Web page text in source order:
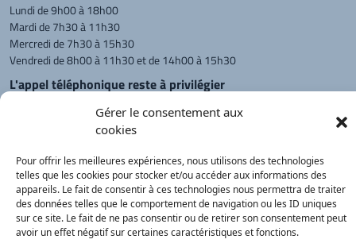
Gérer le consentement aux
cookies
Pour offrir les meilleures expériences, nous utilisons des technologies
telles que les cookies pour stocker et/ou accéder aux informations des
appareils. Le fait de consentir à ces technologies nous permettra de traiter
des données telles que le comportement de navigation ou les ID uniques
sur ce site. Le fait de ne pas consentir ou de retirer son consentement peut
avoir un effet négatif sur certaines caractéristiques et fonctions.
Lundi de 9h00 à 18h00
Mardi de 7h30 à 11h30
Mercredi de 7h30 à 15h30
Vendredi de 8h00 à 11h30 et de 14h00 à 15h30
L'appel téléphonique reste à privilégier
Monsieur le Maire et les adjoints
reçoivent sur rendez-vous.
Retour à l'accueil Actualités PanneauPocket Recherche
Démarches
Contacts
Mentions
Plan du site